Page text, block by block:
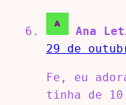
Ana
29 de
Fe, eu
tinha de